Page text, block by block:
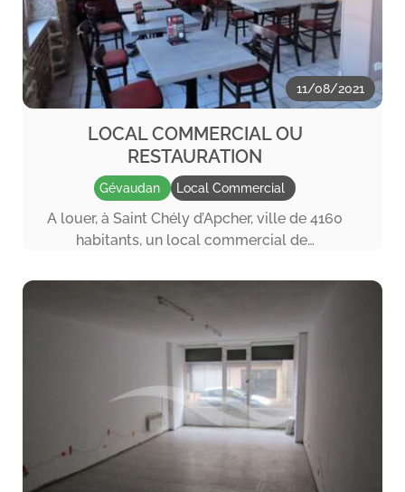
11/08/2021
LOCAL COMMERCIAL OU
RESTAURATION
Gévaudan Local Commercial
A louer, à Saint Chély d’Apcher, ville de 4160
habitants, un local commercial de…